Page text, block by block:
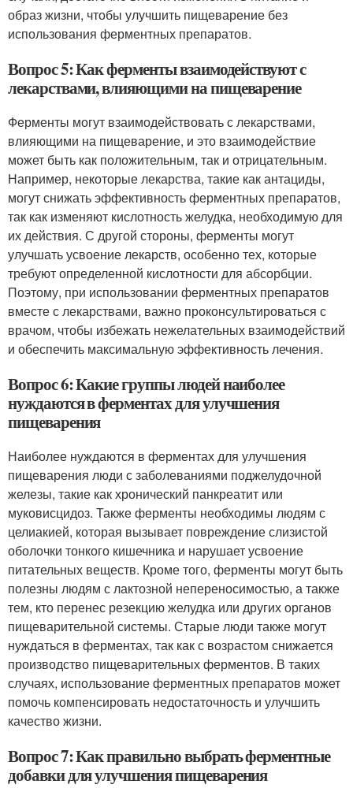
образ жизни, чтобы улучшить пищеварение без
использования ферментных препаратов.
Вопрос 5: Как ферменты взаимодействуют с
лекарствами, влияющими на пищеварение
Ферменты могут взаимодействовать с лекарствами,
влияющими на пищеварение, и это взаимодействие
может быть как положительным, так и отрицательным.
Например, некоторые лекарства, такие как антациды,
могут снижать эффективность ферментных препаратов,
так как изменяют кислотность желудка, необходимую для
их действия. С другой стороны, ферменты могут
улучшать усвоение лекарств, особенно тех, которые
требуют определенной кислотности для абсорбции.
Поэтому, при использовании ферментных препаратов
вместе с лекарствами, важно проконсультироваться с
врачом, чтобы избежать нежелательных взаимодействий
и обеспечить максимальную эффективность лечения.
Вопрос 6: Какие группы людей наиболее
нуждаются в ферментах для улучшения
пищеварения
Наиболее нуждаются в ферментах для улучшения
пищеварения люди с заболеваниями поджелудочной
железы, такие как хронический панкреатит или
муковисцидоз. Также ферменты необходимы людям с
целиакией, которая вызывает повреждение слизистой
оболочки тонкого кишечника и нарушает усвоение
питательных веществ. Кроме того, ферменты могут быть
полезны людям с лактозной непереносимостью, а также
тем, кто перенес резекцию желудка или других органов
пищеварительной системы. Старые люди также могут
нуждаться в ферментах, так как с возрастом снижается
производство пищеварительных ферментов. В таких
случаях, использование ферментных препаратов может
помочь компенсировать недостаточность и улучшить
качество жизни.
Вопрос 7: Как правильно выбрать ферментные
добавки для улучшения пищеварения